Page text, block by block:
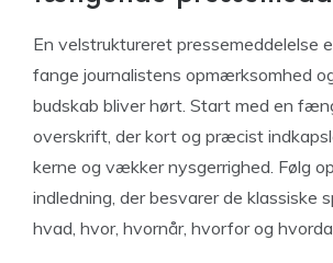
En velstruktureret pressemeddelelse
fange journalistens opmærksomhed
budskab bliver hørt. Start med en
overskrift, der kort og præcist
kerne og vækker nysgerrighed. Følg
indledning, der besvarer de klassiske
hvad, hvor, hvornår, hvorfor og